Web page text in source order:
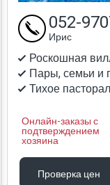
Роскошная
Пары, семьи и
Тихое
Онлайн-заказы с
подтверждением
хозяина
052-
Ирис
Проверка цен